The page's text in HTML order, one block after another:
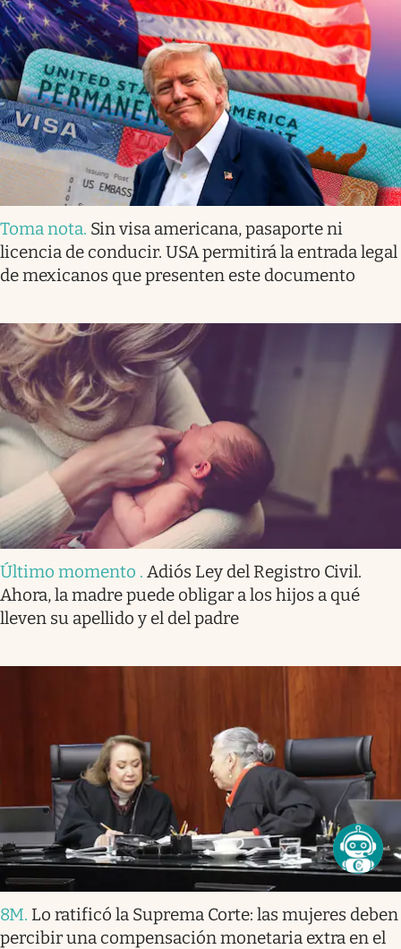
Toma nota. Sin visa americana, pasaporte ni
licencia de conducir. USA permitirá la entrada legal
de mexicanos que presenten este documento
Último momento . Adiós Ley del Registro Civil.
Ahora, la madre puede obligar a los hijos a qué
lleven su apellido y el del padre
8M. Lo ratificó la Suprema Corte: las mujeres deben
percibir una compensación monetaria extra en el